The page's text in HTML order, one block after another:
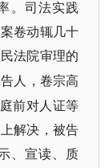
。司法实践
卷动辄几十
法院审理的
人，卷宗高
前对人证等
解决，被告
、宣读、质